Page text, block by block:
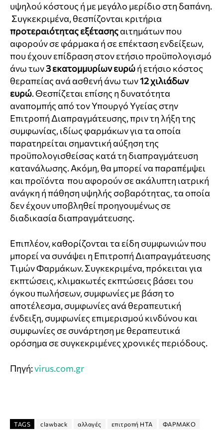
υψηλού κόστους ή με μεγάλο μερίδιο στη δαπάνη.
Συγκεκριμένα, θεσπίζονται κριτήρια
προτεραιότητας εξέτασηςαιτημάτων που
αφορούν σε φάρμακα ή σε επέκταση ενδείξεων,
που έχουν επίδραση στον ετήσιο προϋπολογισμό
άνω των3 εκατομμυρίων ευρώή ετήσιο κόστος
θεραπείας ανά ασθενή άνω των12 χιλιάδων
ευρώ. Θεσπίζεται επίσης η δυνατότητα
αναπομπής από τον Υπουργό Υγείας στην
Επιτροπή Διαπραγμάτευσης, πριν τη λήξη της
συμφωνίας, ιδίως φαρμάκων για τα οποία
παρατηρείται σημαντική αύξηση της
προϋπολογισθείσας κατά τη διαπραγμάτευση
κατανάλωσης. Ακόμη, θα μπορεί να παραπέμψει
και προϊόντα που αφορούν σε ακάλυπτη ιατρική
ανάγκη ή πάθηση υψηλής σοβαρότητας, τα οποία
δεν έχουν υποβληθεί προηγουμένως σε
διαδικασία διαπραγμάτευσης.
Επιπλέον, καθορίζονται τα είδη συμφωνιών που
μπορεί να συνάψει η Επιτροπή Διαπραγμάτευσης
Τιμών Φαρμάκων. Συγκεκριμένα, πρόκειται για
εκπτώσεις, κλιμακωτές εκπτώσεις βάσει του
όγκου πωλήσεων, συμφωνίες με βάση το
αποτέλεσμα, συμφωνίες ανά θεραπευτική
ένδειξη, συμφωνίες επιμερισμού κινδύνου και
συμφωνίες σε συνάρτηση με θεραπευτικά
ορόσημα σε συγκεκριμένες χρονικές περιόδους.
Πηγή:virus.com.gr
TAGS clawback αλλαγές επιτροπή HTA ΦΑΡΜΑΚΟ